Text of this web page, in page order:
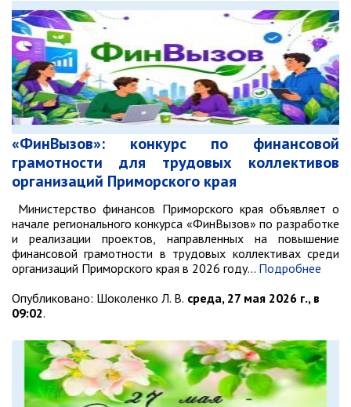
Нормативные акты
Персональные данные
Противодействие коррупции
Охрана труда
Ведомственный контроль
Административная комиссия
Комиссия по делам несовершеннолетних
Планы проверок
Информация о проверках в рамках
муниципального контроля
Муниципальный контроль
Муниципальный жилищный
Муниципальный контроль на
автомобильном транспорте,
городском наземном
электрическом транспорте и в
дорожном хозяйстве
«ФинВызов»: конкурс по финансовой
грамотности для трудовых коллективов
организаций Приморского края
Министерство финансов Приморского края объявляет о
начале регионального конкурса «ФинВызов» по разработке
и реализации проектов, направленных на повышение
финансовой грамотности в трудовых коллективах среди
организаций Приморского края в 2026 году… Подробнее
Опубликовано: Шоколенко Л. В. среда, 27 мая 2026 г., в
09:02.